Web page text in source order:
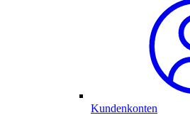
Kundenkonten